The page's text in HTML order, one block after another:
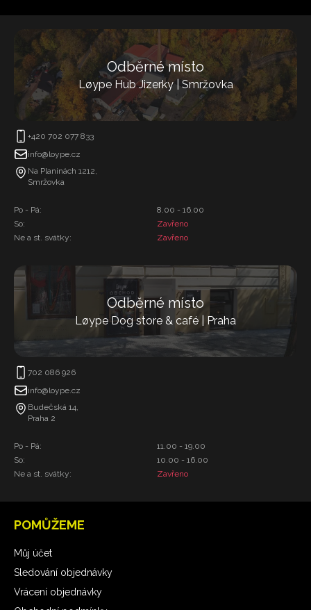
Odběrné místo
Løype Hub Jizerky | Smržovka
+420 702 077 833
info@loype.cz
Na Planinách 1212,
Smržovka
Po - Pá:
So:
Ne a st. svátky:
8.00 - 16.00
Zavřeno
Zavřeno
Odběrné místo
Løype Dog store & café | Praha
702 086 926
info@loype.cz
Budečská 14,
Praha 2
Po - Pá:
So:
Ne a st. svátky:
11.00 - 19.00
10.00 - 16.00
Zavřeno
POMŮŽEME
Můj účet
Sledování objednávky
Vrácení objednávky